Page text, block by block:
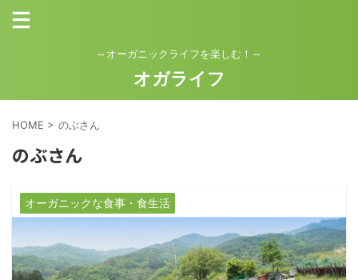
～オーガニックライフを楽しむ！～
オガライフ
HOME > のぶさん
のぶさん
オーガニックな食事・食生活